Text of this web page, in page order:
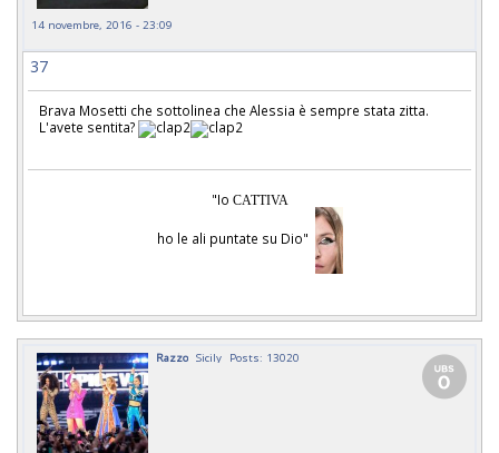
14 novembre, 2016 - 23:09
37
Brava Mosetti che sottolinea che Alessia è sempre stata zitta.
L'avete sentita?
"Io CATTIVA
ho le ali puntate su Dio"
Razzo Sicily Posts: 13020